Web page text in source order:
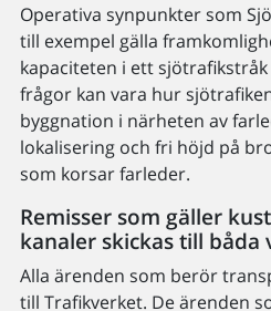
Operativa synpunkter som
till exempel gälla
kapaciteten i ett
frågor kan vara hur
byggnation i närheten av
lokalisering och fri höjd på
som korsar farleder.
Remisser som gäller
kanaler skickas till båda
Alla ärenden som berör
till Trafikverket. De ärenden